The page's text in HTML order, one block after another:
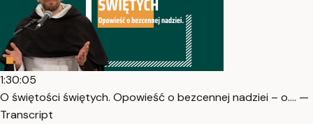
1:30:05
O świętości świętych. Opowieść o bezcennej nadziei – o.… —
Transcript